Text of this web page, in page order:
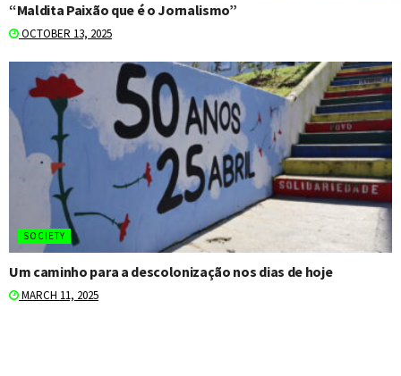
“Maldita Paixão que é o Jornalismo”
OCTOBER 13, 2025
SOCIETY
Um caminho para a descolonização nos dias de hoje
MARCH 11, 2025